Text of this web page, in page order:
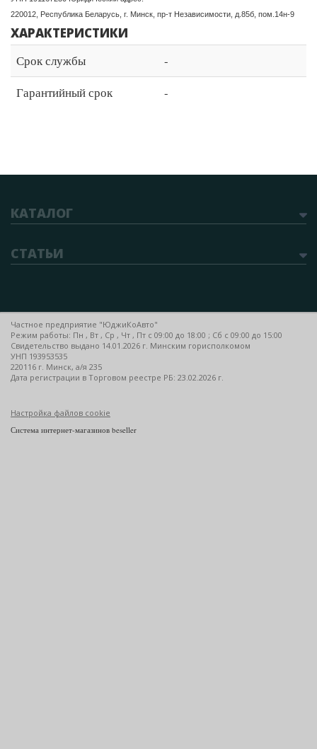
220012, Республика Беларусь, г. Минск, пр-т Независимости, д.85б, пом.14н-9
ХАРАКТЕРИСТИКИ
Срок службы
-
Гарантийный срок
-
КАТАЛОГ
СТАТЬИ
Частное предприятие "ЮджиКоАвто"
Режим работы: Пн , Вт , Ср , Чт , Пт c 09:00 до 18:00 ; Сб c 09:00 до 15:00
Свидетельство выдано 14.01.2026 г. Минским горисполкомом
УНП 193953535
220116 г. Минск, а/я 235
Дата регистрации в Торговом реестре РБ: 23.02.2026 г.
Настройка файлов cookie
Система интернет-магазинов beseller